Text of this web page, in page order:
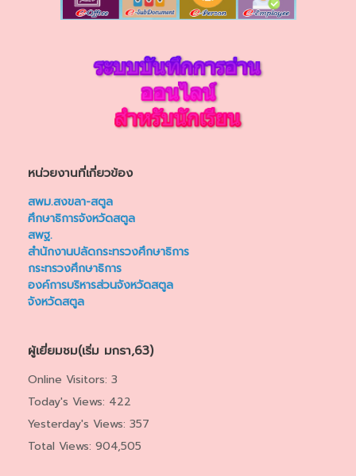
หน่วยงานที่เกี่ยวข้อง
สพม.สงขลา-สตูล
ศึกษาธิการจังหวัดสตูล
สพฐ.
สำนักงานปลัดกระทรวงศึกษาธิการ
กระทรวงศึกษาธิการ
องค์การบริหารส่วนจังหวัดสตูล
จังหวัดสตูล
ผู้เยี่ยมชม(เริ่ม มกรา,63)
Online Visitors: 3
Today's Views: 422
Yesterday's Views: 357
Total Views: 904,505